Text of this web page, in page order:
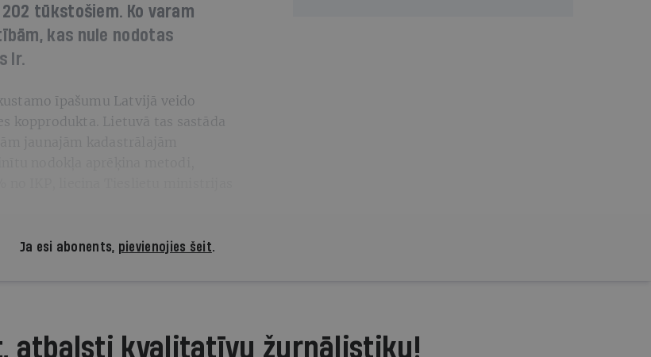
tūkstošiem. Ko varam
kas nule nodotas
Ir.
īpašumu Latvijā veido
kopprodukta. Lietuvā tas sastāda
Ja esi abonents, pievienojies šeit.
atbalsti kvalitatīvu žurnālistiku!